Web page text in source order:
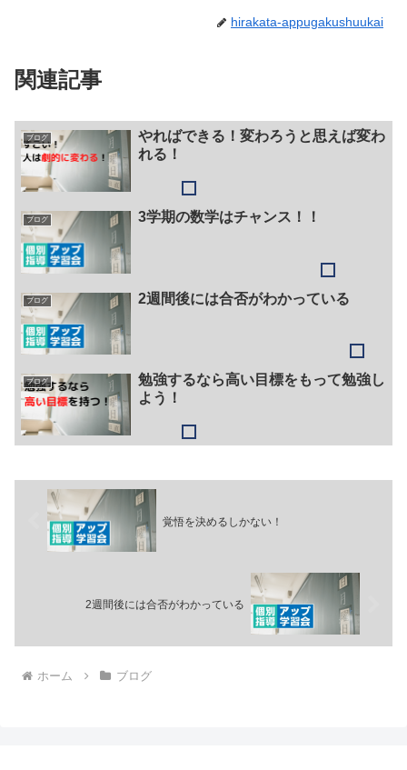
hirakata-appugakushuukai
関連記事
ブログ
やればできる！変わろうと思えば変わ
れる！
ブログ 3学期の数学はチャンス！！
ブログ 2週間後には合否がわかっている
ブログ
勉強するなら高い目標をもって勉強し
よう！
覚悟を決めるしかない！
2週間後には合否がわかっている
ホーム ブログ